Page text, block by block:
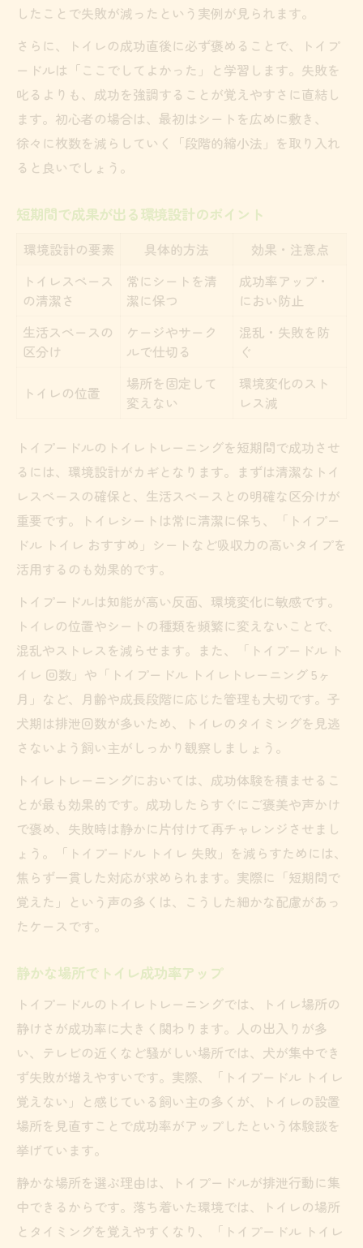
したことで失敗が減ったという実例が見られます。
さらに、トイレの成功直後に必ず褒めることで、トイプ
ードルは「ここでしてよかった」と学習します。失敗を
叱るよりも、成功を強調することが覚えやすさに直結し
ます。初心者の場合は、最初はシートを広めに敷き、
徐々に枚数を減らしていく「段階的縮小法」を取り入れ
ると良いでしょう。
短期間で成果が出る環境設計のポイント
環境設計の要素 具体的方法
効果・注意点
トイレスペース
の清潔さ
常にシートを清
潔に保つ
成功率アップ・
におい防止
生活スペースの
区分け
ケージやサーク
ルで仕切る
混乱・失敗を防
ぐ
トイレの位置
場所を固定して
変えない
環境変化のスト
レス減
トイプードルのトイレトレーニングを短期間で成功させ
るには、環境設計がカギとなります。まずは清潔なトイ
レスペースの確保と、生活スペースとの明確な区分けが
重要です。トイレシートは常に清潔に保ち、「トイプー
ドル トイレ おすすめ」シートなど吸収力の高いタイプを
活用するのも効果的です。
トイプードルは知能が高い反面、環境変化に敏感です。
トイレの位置やシートの種類を頻繁に変えないことで、
混乱やストレスを減らせます。また、「トイプードル ト
イレ 回数」や「トイプードル トイレトレーニング 5ヶ
月」など、月齢や成長段階に応じた管理も大切です。子
犬期は排泄回数が多いため、トイレのタイミングを見逃
さないよう飼い主がしっかり観察しましょう。
トイレトレーニングにおいては、成功体験を積ませるこ
とが最も効果的です。成功したらすぐにご褒美や声かけ
で褒め、失敗時は静かに片付けて再チャレンジさせまし
ょう。「トイプードル トイレ 失敗」を減らすためには、
焦らず一貫した対応が求められます。実際に「短期間で
覚えた」という声の多くは、こうした細かな配慮があっ
たケースです。
静かな場所でトイレ成功率アップ
トイプードルのトイレトレーニングでは、トイレ場所の
静けさが成功率に大きく関わります。人の出入りが多
い、テレビの近くなど騒がしい場所では、犬が集中でき
ず失敗が増えやすいです。実際、「トイプードル トイレ
覚えない」と感じている飼い主の多くが、トイレの設置
場所を見直すことで成功率がアップしたという体験談を
挙げています。
静かな場所を選ぶ理由は、トイプードルが排泄行動に集
中できるからです。落ち着いた環境では、トイレの場所
とタイミングを覚えやすくなり、「トイプードル トイレ